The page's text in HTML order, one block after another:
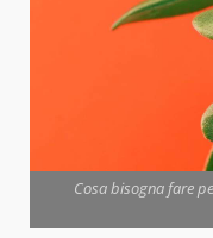
Cosa bisogna fare